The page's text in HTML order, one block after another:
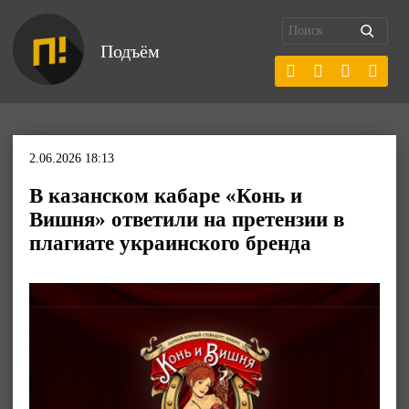
Подъём
2.06.2026 18:13
В казанском кабаре «Конь и
Вишня» ответили на претензии в
плагиате украинского бренда